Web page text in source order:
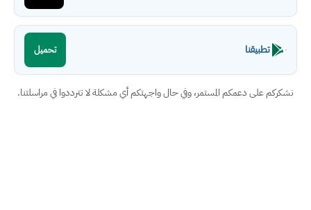
تطبيقنا تحميل
نشكركم على دعمكم المستمر، وفي حال واجهتكم أي مشكلة لا تترددوا في مراسلتنا.